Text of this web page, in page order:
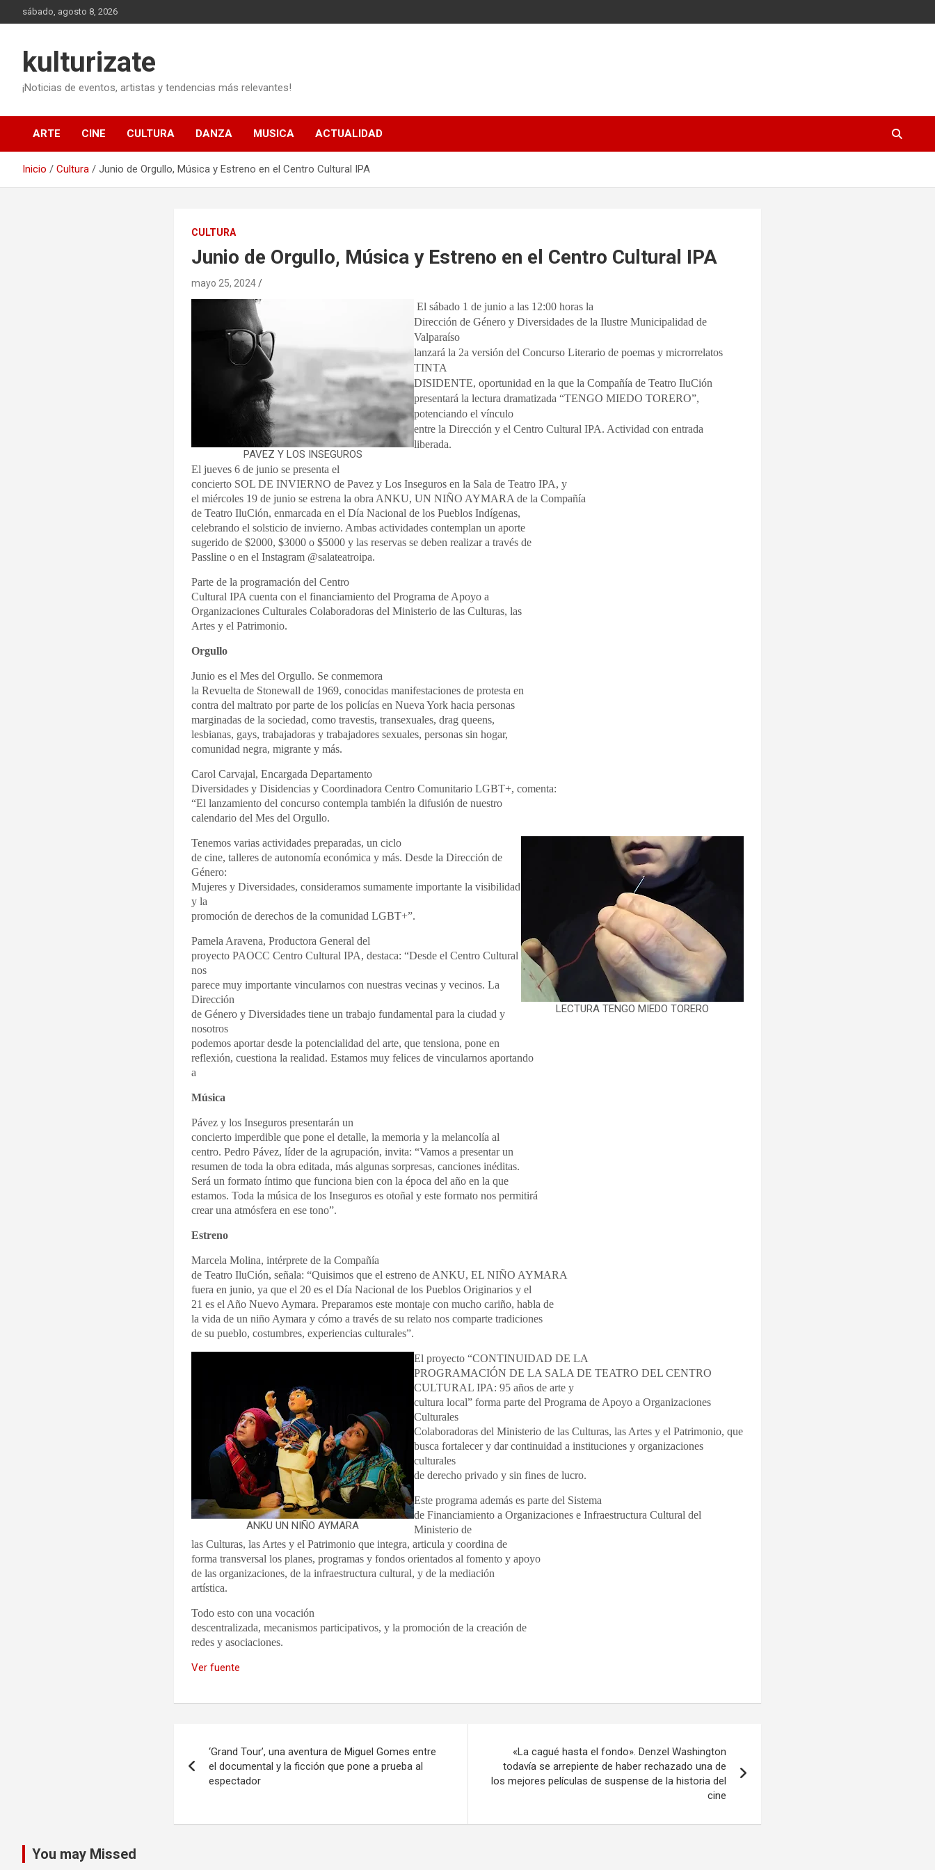
al
sábado, agosto 8, 2026
kulturizate
¡Noticias de eventos, artistas y tendencias más relevantes!
ARTE CINE CULTURA DANZA MUSICA ACTUALIDAD
Inicio Cultura Junio de Orgullo, Música y Estreno en el Centro Cultural IPA
CULTURA
Junio de Orgullo, Música y Estreno en el Centro Cultural IPA
mayo 25, 2024
PAVEZ Y LOS INSEGUROS
El sábado 1 de junio a las 12:00 horas la
Dirección de Género y Diversidades de la Ilustre Municipalidad de
Valparaíso
lanzará la 2a versión del Concurso Literario de poemas y microrrelatos
TINTA
DISIDENTE, oportunidad en la que la Compañía de Teatro IluCión
presentará la lectura dramatizada “TENGO MIEDO TORERO”,
potenciando el vínculo
entre la Dirección y el Centro Cultural IPA. Actividad con entrada
liberada.
El jueves 6 de junio se presenta el
concierto SOL DE INVIERNO de Pavez y Los Inseguros en la Sala de Teatro IPA, y
el miércoles 19 de junio se estrena la obra ANKU, UN NIÑO AYMARA de la Compañía
de Teatro IluCión, enmarcada en el Día Nacional de los Pueblos Indígenas,
celebrando el solsticio de invierno. Ambas actividades contemplan un aporte
sugerido de $2000, $3000 o $5000 y las reservas se deben realizar a través de
Passline o en el Instagram @salateatroipa.
Parte de la programación del Centro
Cultural IPA cuenta con el financiamiento del Programa de Apoyo a
Organizaciones Culturales Colaboradoras del Ministerio de las Culturas, las
Artes y el Patrimonio.
Orgullo
Junio es el Mes del Orgullo. Se conmemora
la Revuelta de Stonewall de 1969, conocidas manifestaciones de protesta en
contra del maltrato por parte de los policías en Nueva York hacia personas
marginadas de la sociedad, como travestis, transexuales, drag queens,
lesbianas, gays, trabajadoras y trabajadores sexuales, personas sin hogar,
comunidad negra, migrante y más.
Carol Carvajal, Encargada Departamento
Diversidades y Disidencias y Coordinadora Centro Comunitario LGBT+, comenta:
“El lanzamiento del concurso contempla también la difusión de nuestro
calendario del Mes del Orgullo.
LECTURA TENGO MIEDO TORERO
Tenemos varias actividades preparadas, un ciclo
de cine, talleres de autonomía económica y más. Desde la Dirección de
Género:
Mujeres y Diversidades, consideramos sumamente importante la visibilidad
y la
promoción de derechos de la comunidad LGBT+”.
Pamela Aravena, Productora General del
proyecto PAOCC Centro Cultural IPA, destaca: “Desde el Centro Cultural
nos
parece muy importante vincularnos con nuestras vecinas y vecinos. La
Dirección
de Género y Diversidades tiene un trabajo fundamental para la ciudad y
nosotros
podemos aportar desde la potencialidad del arte, que tensiona, pone en
reflexión, cuestiona la realidad. Estamos muy felices de vincularnos aportando
a
Música
Pávez y los Inseguros presentarán un
concierto imperdible que pone el detalle, la memoria y la melancolía al
centro. Pedro Pávez, líder de la agrupación, invita: “Vamos a presentar un
resumen de toda la obra editada, más algunas sorpresas, canciones inéditas.
Será un formato íntimo que funciona bien con la época del año en la que
estamos. Toda la música de los Inseguros es otoñal y este formato nos permitirá
crear una atmósfera en ese tono”.
Estreno
Marcela Molina, intérprete de la Compañía
de Teatro IluCión, señala: “Quisimos que el estreno de ANKU, EL NIÑO AYMARA
fuera en junio, ya que el 20 es el Día Nacional de los Pueblos Originarios y el
21 es el Año Nuevo Aymara. Preparamos este montaje con mucho cariño, habla de
la vida de un niño Aymara y cómo a través de su relato nos comparte tradiciones
de su pueblo, costumbres, experiencias culturales”.
ANKU UN NIÑO AYMARA
El proyecto “CONTINUIDAD DE LA
PROGRAMACIÓN DE LA SALA DE TEATRO DEL CENTRO
CULTURAL IPA: 95 años de arte y
cultura local” forma parte del Programa de Apoyo a Organizaciones
Culturales
Colaboradoras del Ministerio de las Culturas, las Artes y el Patrimonio, que
busca fortalecer y dar continuidad a instituciones y organizaciones
culturales
de derecho privado y sin fines de lucro.
Este programa además es parte del Sistema
de Financiamiento a Organizaciones e Infraestructura Cultural del
Ministerio de
las Culturas, las Artes y el Patrimonio que integra, articula y coordina de
forma transversal los planes, programas y fondos orientados al fomento y apoyo
de las organizaciones, de la infraestructura cultural, y de la mediación
artística.
Todo esto con una vocación
descentralizada, mecanismos participativos, y la promoción de la creación de
redes y asociaciones.
Ver fuente
de
entradas
‘Grand Tour’, una aventura de Miguel Gomes entre
el documental y la ficción que pone a prueba al
espectador
«La cagué hasta el fondo». Denzel Washington
todavía se arrepiente de haber rechazado una de
los mejores películas de suspense de la historia del
cine
You may Missed